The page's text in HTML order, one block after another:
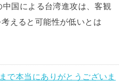
中国による台湾進攻は、客観
えると可能性が低いとは
で本当にありがとうございま